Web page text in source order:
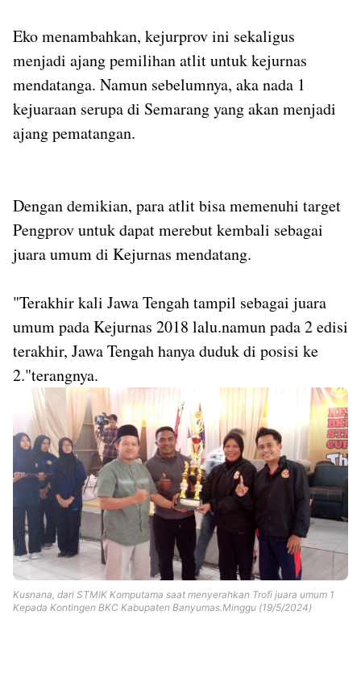
Eko menambahkan, kejurprov ini sekaligus
menjadi ajang pemilihan atlit untuk kejurnas
mendatanga. Namun sebelumnya, aka nada 1
kejuaraan serupa di Semarang yang akan menjadi
ajang pematangan.
Dengan demikian, para atlit bisa memenuhi target
Pengprov untuk dapat merebut kembali sebagai
juara umum di Kejurnas mendatang.
"Terakhir kali Jawa Tengah tampil sebagai juara
umum pada Kejurnas 2018 lalu.namun pada 2 edisi
terakhir, Jawa Tengah hanya duduk di posisi ke
2."terangnya.
Kusnana, dari STMIK Komputama saat menyerahkan Trofi juara umum 1
Kepada Kontingen BKC Kabupaten Banyumas.Minggu (19/5/2024)